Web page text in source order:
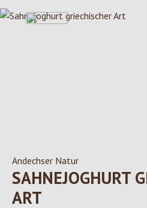
Bildergalerie überspringen
Andechser Natur
SAHNEJOGHURT
ART